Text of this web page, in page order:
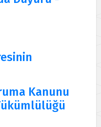
Kanunu